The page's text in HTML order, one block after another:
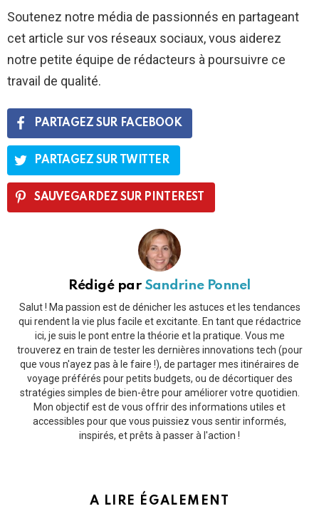
Soutenez notre média de passionnés en partageant
cet article sur vos réseaux sociaux, vous aiderez
notre petite équipe de rédacteurs à poursuivre ce
travail de qualité.
PARTAGEZ SUR FACEBOOK
PARTAGEZ SUR TWITTER
SAUVEGARDEZ SUR PINTEREST
Rédigé par Sandrine Ponnel
Salut ! Ma passion est de dénicher les astuces et les tendances
qui rendent la vie plus facile et excitante. En tant que rédactrice
ici, je suis le pont entre la théorie et la pratique. Vous me
trouverez en train de tester les dernières innovations tech (pour
que vous n'ayez pas à le faire !), de partager mes itinéraires de
voyage préférés pour petits budgets, ou de décortiquer des
stratégies simples de bien-être pour améliorer votre quotidien.
Mon objectif est de vous offrir des informations utiles et
accessibles pour que vous puissiez vous sentir informés,
inspirés, et prêts à passer à l'action !
A LIRE ÉGALEMENT